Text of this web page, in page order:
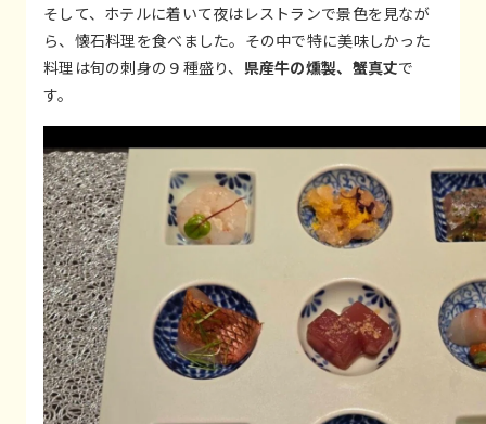
そして、ホテルに着いて夜はレストランで景色を見なが
ら、懐石料理を食べました。その中で特に美味しかった
料理は旬の刺身の９種盛り、 県産牛の燻製、蟹真丈で
す。